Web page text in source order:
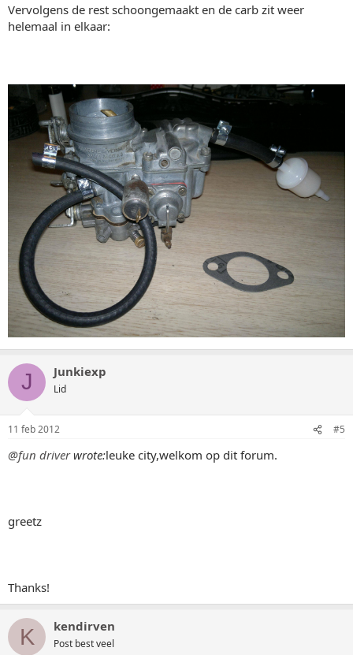
Vervolgens de rest schoongemaakt en de carb zit weer
helemaal in elkaar:
J Junkiexp
Lid
11 feb 2012 #5
@fun driverwrote:leuke city,welkom op dit forum.
greetz
Thanks!
K kendirven
Post best veel